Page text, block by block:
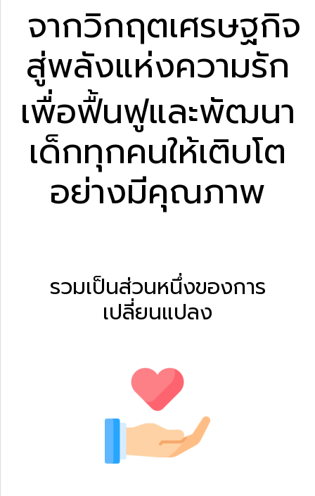
จากวิกฤตเศรษฐกิจ
สู่พลังแห่งความรัก
เพื่อฟื้นฟูและพัฒนา
เด็กทุกคนให้เติบโต
อย่างมีคุณภาพ
รวมเป็นส่วนหนึ่งของการ
เปลี่ยนแปลง